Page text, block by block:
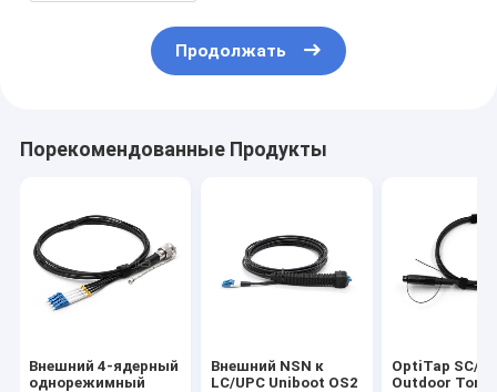
Продолжать
Порекомендованные Продукты
Внешний 4-ядерный
однорежимный
Внешний NSN к
LC/UPC Uniboot OS2
OptiTap SC/
Outdoor